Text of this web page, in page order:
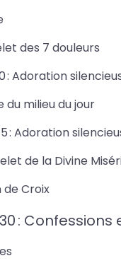
des 7 douleurs
: Adoration
du milieu du jour
: Adoration
de la Divine
de Croix
: